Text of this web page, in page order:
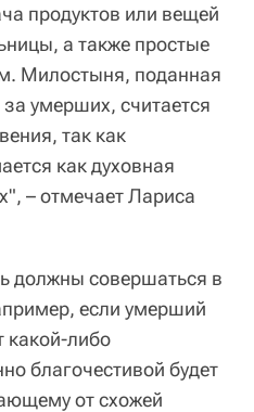
продуктов или вещей
а также простые
Милостыня, поданная
умерших, считается
так как
как духовная
– отмечает Лариса
должны совершаться в
если умерший
какой-либо
благочестивой будет
от схожей